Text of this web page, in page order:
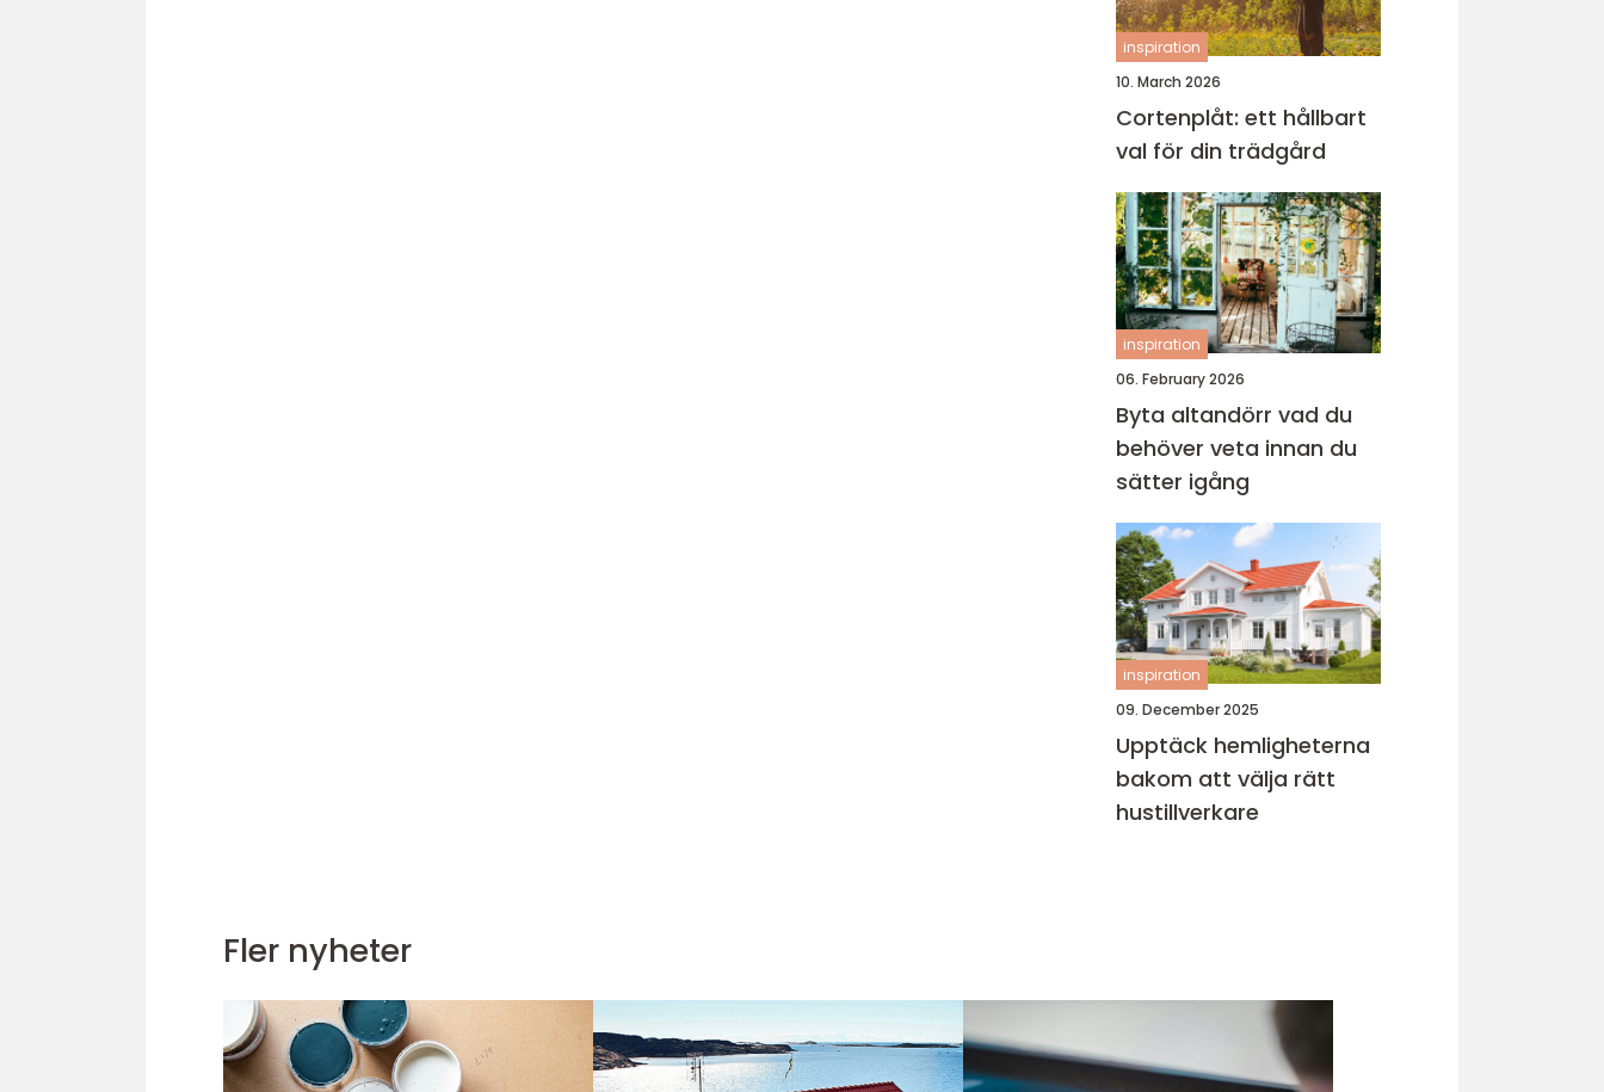
inspiration
10. March 2026
Cortenplåt: ett hållbart
val för din trädgård
inspiration
06. February 2026
Byta altandörr vad du
behöver veta innan du
sätter igång
inspiration
09. December 2025
Upptäck hemligheterna
bakom att välja rätt
hustillverkare
Fler nyheter